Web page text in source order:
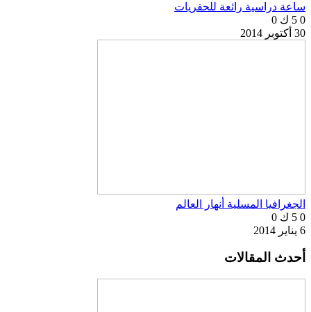
ساعة دراسية رائعة للحفريات
0 5 ك
0
30 أكتوبر 2014
الجغرافيا المسلية أنهار العالم
0 5 ك
0
6 يناير 2014
أحدث المقالات